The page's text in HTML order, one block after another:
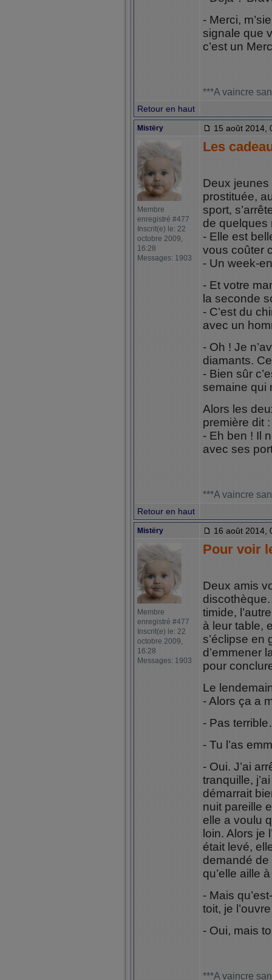
- Merci,
signale que
c’est un
***A vaincre
Retour en haut
Mistëry 15 août 2014,
Membre
enregistré #477
Inscrit(e) le: 22
octobre 2009,
16:28
Messages: 1903
Les
Deux
prostituée,
sport,
de quelques
- Elle est
vous coûter
- Un week-
- Et votre
la seconde
- C’est du
avec un
- Oh ! Je
diamants.
- Bien sûr
semaine qui
Alors les
première dit :
- Eh ben ! Il
avec ses
***A vaincre
Retour en haut
Mistëry 16 août 2014,
Membre
enregistré #477
Inscrit(e) le: 22
octobre 2009,
16:28
Messages: 1903
Pour voir
Deux amis
timide,
à leur table,
s’éclipse en
d’emmener
pour
Le
- Alors ça a
- Pas
- Tu l’as
- Oui. J’ai
tranquille,
démarrait
nuit pareille
elle a voulu
loin. Alors je
était levé,
demandé de
qu’elle aille
- Mais
toit, je
- Oui, mais
***A vaincre